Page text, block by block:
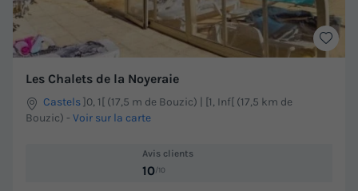
Les Chalets de la Noyeraie
Castels]0, 1[ (17,5 m de Bouzic) | [1, Inf[ (17,5 km de
Bouzic) - Voir sur la carte
Avis clients
10/10